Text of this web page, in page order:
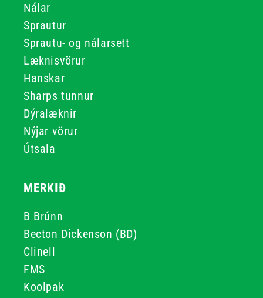
Nálar
Sprautur
Sprautu- og nálarsett
Læknisvörur
Hanskar
Sharps tunnur
Dýralæknir
Nýjar vörur
Útsala
MERKIÐ
B Brúnn
Becton Dickenson (BD)
Clinell
FMS
Koolpak